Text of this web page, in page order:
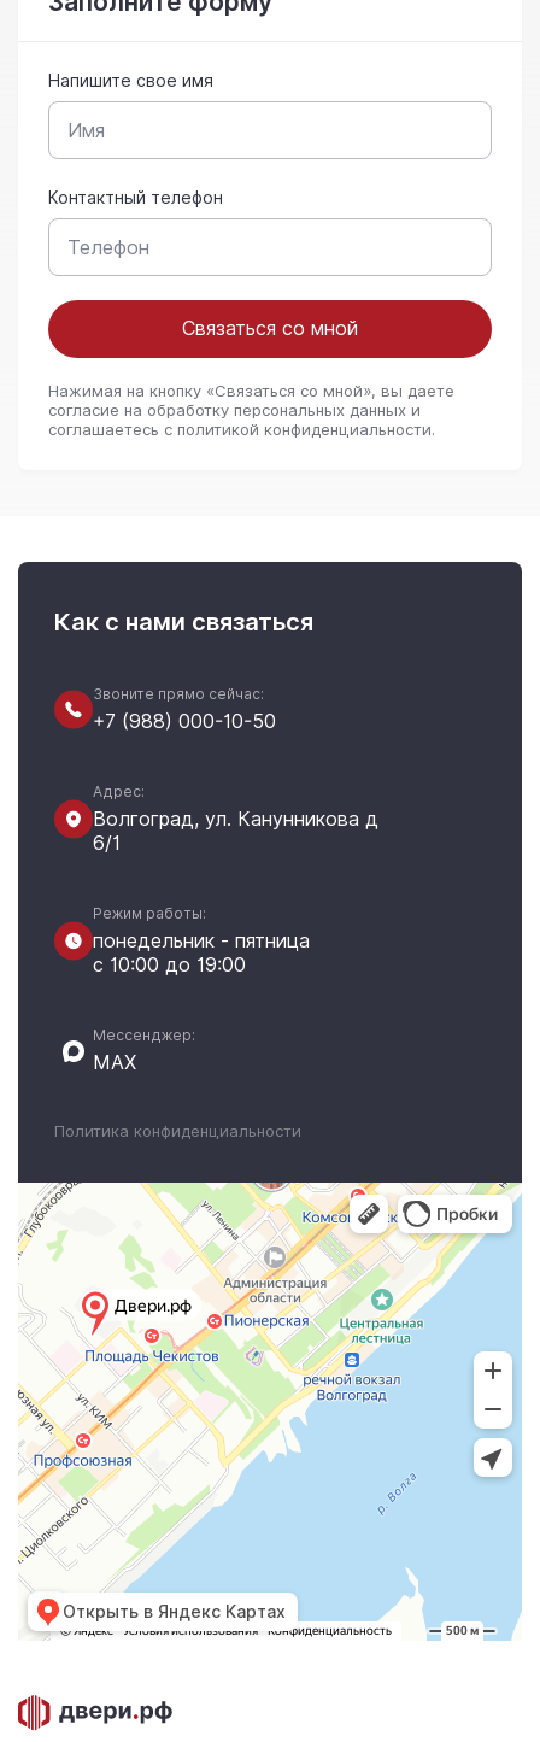
Напишите свое имя
Контактный телефон
Связаться со мной
Нажимая на кнопку «Связаться со мной», вы даете
согласие на обработку персональных данных и
соглашаетесь c политикой конфиденциальности.
Как с нами связаться
Звоните прямо сейчас:
+7 (988) 000-10-50
Адрес:
Волгоград, ул. Канунникова д
6/1
Режим работы:
понедельник - пятница
с 10:00 до 19:00
Мессенджер:
MAX
Политика конфиденциальности
Открыть в Яндекс Картах